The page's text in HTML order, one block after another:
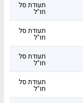
תעודת סל
חו"ל
תעודת סל
חו"ל
תעודת סל
חו"ל
תעודת סל
חו"ל